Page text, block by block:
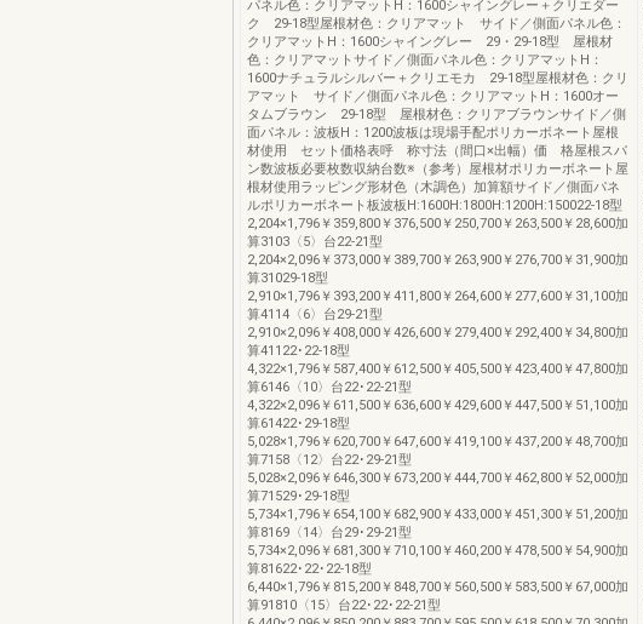
パネル色：クリアマットH：1600シャイングレー＋クリエダー
ク 29-18型屋根材色：クリアマット サイド／側面パネル色：
クリアマットH：1600シャイングレー 29・29-18型 屋根材
色：クリアマットサイド／側面パネル色：クリアマットH：
1600ナチュラルシルバー＋クリエモカ 29-18型屋根材色：クリ
アマット サイド／側面パネル色：クリアマットH：1600オー
タムブラウン 29-18型 屋根材色：クリアブラウンサイド／側
面パネル：波板H：1200波板は現場手配ポリカーボネート屋根
材使用 セット価格表呼 称寸法（間口×出幅）価 格屋根スパ
ン数波板必要枚数収納台数※（参考）屋根材ポリカーボネート屋
根材使用ラッピング形材色（木調色）加算額サイド／側面パネ
ルポリカーボネート板波板H:1600H:1800H:1200H:150022-18型
2,204×1,796￥359,800￥376,500￥250,700￥263,500￥28,600加
算3103〈5〉台22-21型
2,204×2,096￥373,000￥389,700￥263,900￥276,700￥31,900加
算31029-18型
2,910×1,796￥393,200￥411,800￥264,600￥277,600￥31,100加
算4114〈6〉台29-21型
2,910×2,096￥408,000￥426,600￥279,400￥292,400￥34,800加
算41122･22-18型
4,322×1,796￥587,400￥612,500￥405,500￥423,400￥47,800加
算6146〈10〉台22･22-21型
4,322×2,096￥611,500￥636,600￥429,600￥447,500￥51,100加
算61422･29-18型
5,028×1,796￥620,700￥647,600￥419,100￥437,200￥48,700加
算7158〈12〉台22･29-21型
5,028×2,096￥646,300￥673,200￥444,700￥462,800￥52,000加
算71529･29-18型
5,734×1,796￥654,100￥682,900￥433,000￥451,300￥51,200加
算8169〈14〉台29･29-21型
5,734×2,096￥681,300￥710,100￥460,200￥478,500￥54,900加
算81622･22･22-18型
6,440×1,796￥815,200￥848,700￥560,500￥583,500￥67,000加
算91810〈15〉台22･22･22-21型